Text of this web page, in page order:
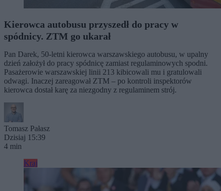
Kierowca autobusu przyszedł do pracy w
spódnicy. ZTM go ukarał
Pan Darek, 50-letni kierowca warszawskiego autobusu, w upalny
dzień założył do pracy spódnicę zamiast regulaminowych spodni.
Pasażerowie warszawskiej linii 213 kibicowali mu i gratulowali
odwagi. Inaczej zareagował ZTM – po kontroli inspektorów
kierowca dostał karę za niezgodny z regulaminem strój.
Tomasz Pałasz
Dzisiaj 15:39
4 min
Kraj